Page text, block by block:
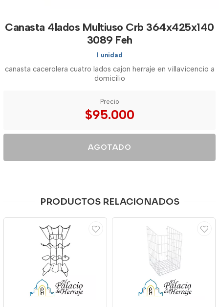
Canasta 4lados Multiuso Crb 364x425x140
3089 Feh
1 unidad
canasta cacerolera cuatro lados cajon herraje en villavicencio a
domicilio
Precio
$95.000
AGOTADO
PRODUCTOS RELACIONADOS